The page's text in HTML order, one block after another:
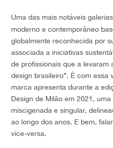
Uma das mais notáveis
moderno e contemporâneo
globalmente reconhecida por
associada a iniciativas
de profissionais que a levaram
design brasileiro”. É com essa
marca apresenta durante a
Design de Milão em 2021,
miscigenada e singular,
ao longo dos anos. E bem,
vice-versa.